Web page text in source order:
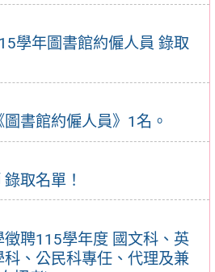
學年圖書館約僱人員 錄取
書館約僱人員》1名。
取名單！
聘115學年度 國文科、英
、公民科專任、代理及兼